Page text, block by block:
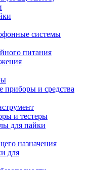
системы
питания
приборы и средства
и тестеры
для пайки
назначения
для